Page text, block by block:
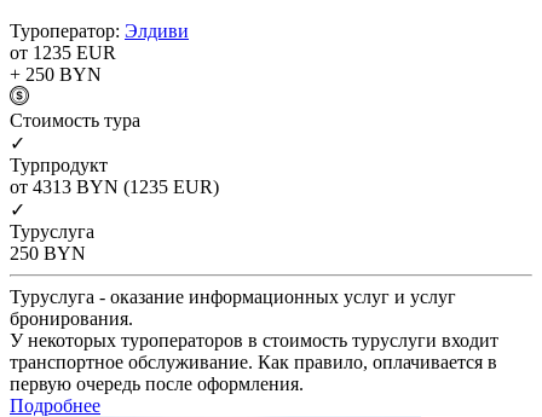
Туроператор: Элдиви
от 1235 EUR
+ 250 BYN
Cтоимость тура
✓
Турпродукт
от 4313 BYN (1235 EUR)
✓
Туруслуга
250 BYN
Туруслуга - оказание информационных услуг и услуг
бронирования.
У некоторых туроператоров в стоимость туруслуги входит
транспортное обслуживание. Как правило, оплачивается в
первую очередь после оформления.
Подробнее